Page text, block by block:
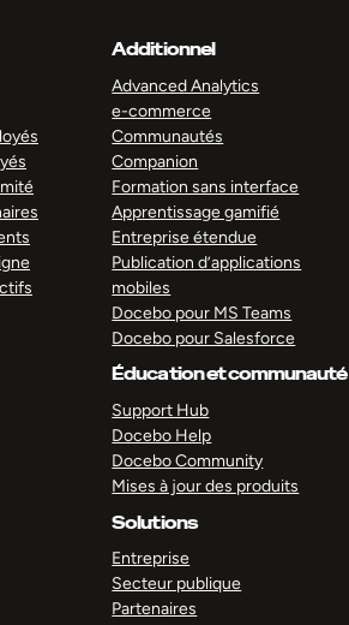
Additionnel
Advanced Analytics
e-commerce
Communautés
Companion
Formation sans interface
Apprentissage gamifié
Entreprise étendue
Publication d’applications
mobiles
Docebo pour MS Teams
Docebo pour Salesforce
Éducation et communauté
Support Hub
Docebo Help
Docebo Community
Mises à jour des produits
Solutions
Entreprise
Secteur publique
Partenaires